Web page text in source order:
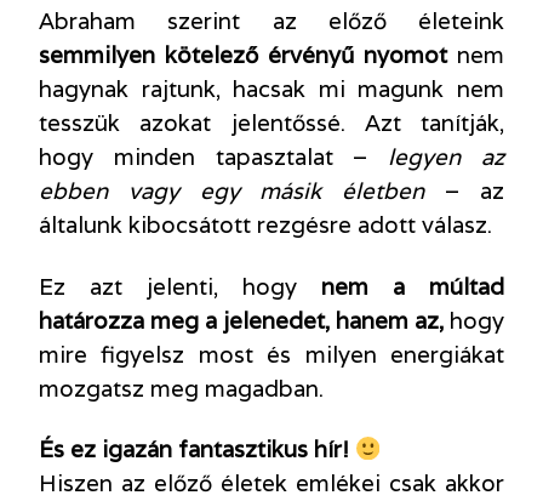
Abraham szerint az előző életeink
semmilyen kötelező érvényű nyomotnem
hagynak rajtunk, hacsak mi magunk nem
tesszük azokat jelentőssé. Azt tanítják,
hogy minden tapasztalat – legyen az
ebben vagy egy másik életben– az
általunk kibocsátott rezgésre adott válasz.
Ez azt jelenti, hogy nem a múltad
határozza meg a jelenedet, hanem az, hogy
mire figyelsz most és milyen energiákat
mozgatsz meg magadban.
És ez igazán fantasztikus hír!
Hiszen az előző életek emlékei csak akkor